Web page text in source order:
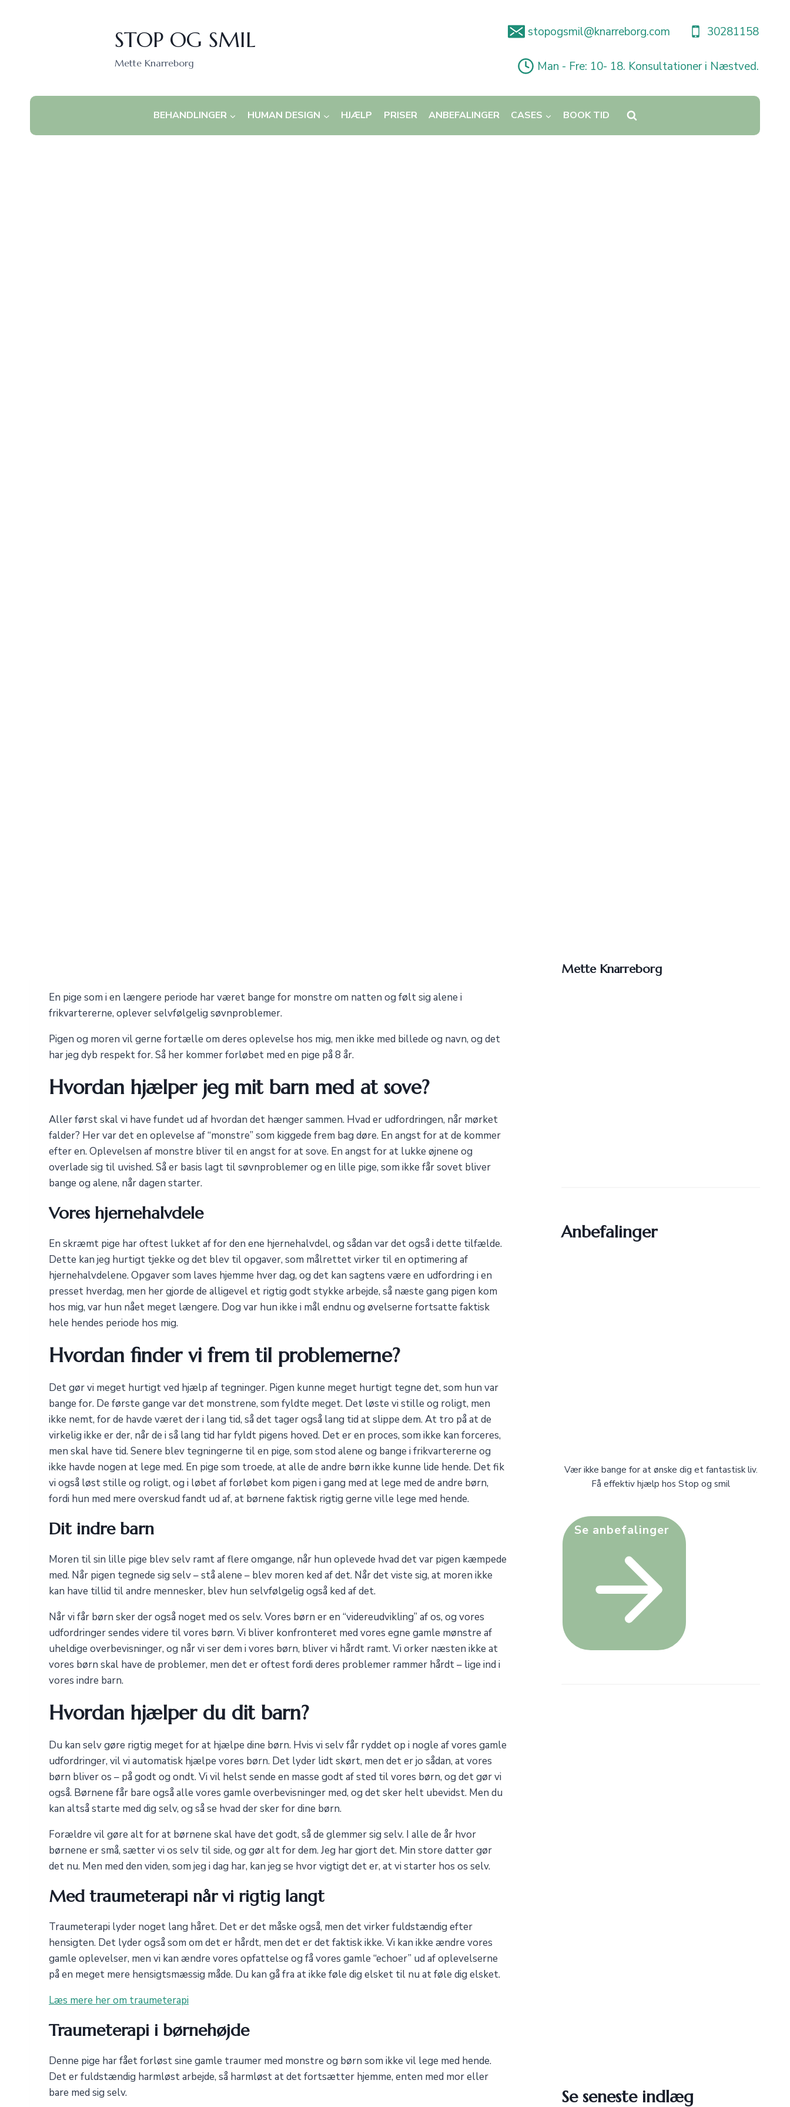
STOP OG SMIL
Mette Knarreborg
30281158
stopogsmil@knarreborg.com
Man - Fre: 10- 18. Konsultationer i Næstved.
BEHANDLINGER HUMAN DESIGN HJÆLP PRISER ANBEFALINGER CASES BOOK TID
Skøn pige på 8 år kom til mig pga søvnproblemer
En pige som i en længere periode har været bange for monstre om natten og følt sig alene i
frikvartererne, oplever selvfølgelig søvnproblemer.
Pigen og moren vil gerne fortælle om deres oplevelse hos mig, men ikke med billede og navn, og det
har jeg dyb respekt for. Så her kommer forløbet med en pige på 8 år.
Hvordan hjælper jeg mit barn med at sove?
Aller først skal vi have fundet ud af hvordan det hænger sammen. Hvad er udfordringen, når mørket
falder? Her var det en oplevelse af “monstre” som kiggede frem bag døre. En angst for at de kommer
efter en. Oplevelsen af monstre bliver til en angst for at sove. En angst for at lukke øjnene og
overlade sig til uvished. Så er basis lagt til søvnproblemer og en lille pige, som ikke får sovet bliver
bange og alene, når dagen starter.
Vores hjernehalvdele
En skræmt pige har oftest lukket af for den ene hjernehalvdel, og sådan var det også i dette tilfælde.
Dette kan jeg hurtigt tjekke og det blev til opgaver, som målrettet virker til en optimering af
hjernehalvdelene. Opgaver som laves hjemme hver dag, og det kan sagtens være en udfordring i en
presset hverdag, men her gjorde de alligevel et rigtig godt stykke arbejde, så næste gang pigen kom
hos mig, var hun nået meget længere. Dog var hun ikke i mål endnu og øvelserne fortsatte faktisk
hele hendes periode hos mig.
Hvordan finder vi frem til problemerne?
Det gør vi meget hurtigt ved hjælp af tegninger. Pigen kunne meget hurtigt tegne det, som hun var
bange for. De første gange var det monstrene, som fyldte meget. Det løste vi stille og roligt, men
ikke nemt, for de havde været der i lang tid, så det tager også lang tid at slippe dem. At tro på at de
virkelig ikke er der, når de i så lang tid har fyldt pigens hoved. Det er en proces, som ikke kan forceres,
men skal have tid. Senere blev tegningerne til en pige, som stod alene og bange i frikvartererne og
ikke havde nogen at lege med. En pige som troede, at alle de andre børn ikke kunne lide hende. Det fik
vi også løst stille og roligt, og i løbet af forløbet kom pigen i gang med at lege med de andre børn,
fordi hun med mere overskud fandt ud af, at børnene faktisk rigtig gerne ville lege med hende.
Dit indre barn
Moren til sin lille pige blev selv ramt af flere omgange, når hun oplevede hvad det var pigen kæmpede
med. Når pigen tegnede sig selv – stå alene – blev moren ked af det. Når det viste sig, at moren ikke
kan have tillid til andre mennesker, blev hun selvfølgelig også ked af det.
Når vi får børn sker der også noget med os selv. Vores børn er en “videreudvikling” af os, og vores
udfordringer sendes videre til vores børn. Vi bliver konfronteret med vores egne gamle mønstre af
uheldige overbevisninger, og når vi ser dem i vores børn, bliver vi hårdt ramt. Vi orker næsten ikke at
vores børn skal have de problemer, men det er oftest fordi deres problemer rammer hårdt – lige ind i
vores indre barn.
Hvordan hjælper du dit barn?
Du kan selv gøre rigtig meget for at hjælpe dine børn. Hvis vi selv får ryddet op i nogle af vores gamle
udfordringer, vil vi automatisk hjælpe vores børn. Det lyder lidt skørt, men det er jo sådan, at vores
børn bliver os – på godt og ondt. Vi vil helst sende en masse godt af sted til vores børn, og det gør vi
også. Børnene får bare også alle vores gamle overbevisninger med, og det sker helt ubevidst. Men du
kan altså starte med dig selv, og så se hvad der sker for dine børn.
Forældre vil gøre alt for at børnene skal have det godt, så de glemmer sig selv. I alle de år hvor
børnene er små, sætter vi os selv til side, og gør alt for dem. Jeg har gjort det. Min store datter gør
det nu. Men med den viden, som jeg i dag har, kan jeg se hvor vigtigt det er, at vi starter hos os selv.
Med traumeterapi når vi rigtig langt
Traumeterapi lyder noget lang håret. Det er det måske også, men det virker fuldstændig efter
hensigten. Det lyder også som om det er hårdt, men det er det faktisk ikke. Vi kan ikke ændre vores
gamle oplevelser, men vi kan ændre vores opfattelse og få vores gamle “echoer” ud af oplevelserne
på en meget mere hensigtsmæssig måde. Du kan gå fra at ikke føle dig elsket til nu at føle dig elsket.
Læs mere her om traumeterapi
Traumeterapi i børnehøjde
Denne pige har fået forløst sine gamle traumer med monstre og børn som ikke vil lege med hende.
Det er fuldstændig harmløst arbejde, så harmløst at det fortsætter hjemme, enten med mor eller
bare med sig selv.
Mette Knarreborg
Anbefalinger
Vær ikke bange for at ønske dig et fantastisk liv.
Få effektiv hjælp hos Stop og smil
Se anbefalinger
Se seneste indlæg